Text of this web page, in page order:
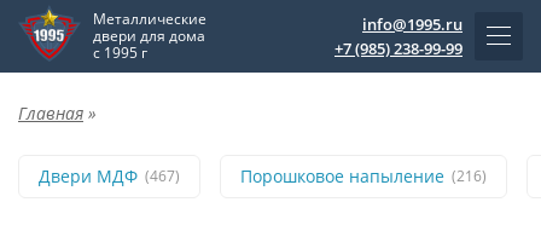
Металлические
двери для дома
с 1995 г
info@1995.ru
+7 (985) 238-99-99
Главная »
Двери МДФ (467) Порошковое напыление (216)